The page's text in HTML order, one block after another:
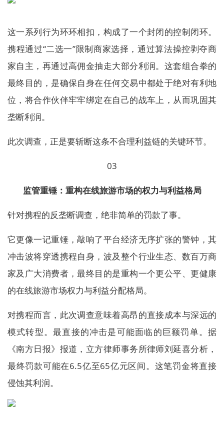
这一系列行为环环相扣，构成了一个封闭的控制闭环。
携程通过“二选一”限制商家选择，通过算法操控剥夺商
家自主，再通过高佣金抽走大部分利润。这套组合拳的
最终目的，是确保自身在任何交易中都处于绝对有利地
位，将合作伙伴牢牢绑定在自己的战车上，从而巩固其
垄断利润。
此次调查，正是要斩断这条不合理利益链的关键环节。
03
监管重锤：重构在线旅游市场的权力与利益格局
针对携程的反垄断调查，绝非简单的罚款了事。
它更像一记重锤，敲响了平台经济无序扩张的警钟，其
冲击波将穿透携程自身，波及整个行业生态、数百万商
家及广大消费者，最终目的是重构一个更公平、更健康
的在线旅游市场权力与利益分配格局。
对携程而言，此次调查意味着高昂的直接成本与深远的
模式转型。最直接的冲击是可能面临的巨额罚单。据
《南方日报》报道，立方律师事务所律师刘延喜分析，
最终罚款可能在6.5亿至65亿元区间。这笔罚金将直接
侵蚀其利润。